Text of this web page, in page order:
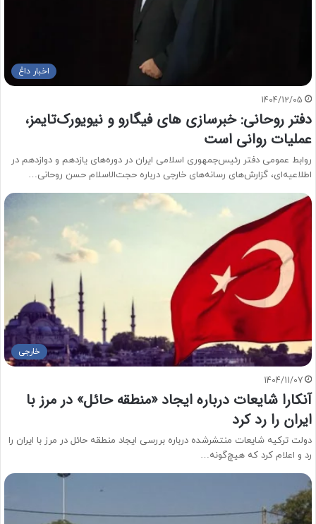
اخبار داغ
1404/12/05
دفتر روحانی: خبرسازی های فیگارو و نیویورک‌تایمز،
عملیات روانی است
روابط عمومی دفتر رئیس‌جمهوری اسلامی ایران در دوره‌های یازدهم و دوازدهم در
اطلاعیه‌ای، گزارش‌های رسانه‌های خارجی درباره حجت‌الاسلام حسن روحانی…
خارجی
1404/11/07
آنکارا شایعات درباره ایجاد «منطقه حائل» در مرز با
ایران را رد کرد
دولت ترکیه شایعات منتشرشده درباره بررسی ایجاد منطقه حائل در مرز با ایران را
رد و اعلام کرد که هیچ‌گونه…